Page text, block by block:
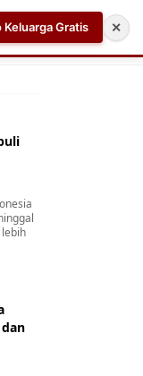
Skrip Video
lebih
Keluarga Gratis ✕